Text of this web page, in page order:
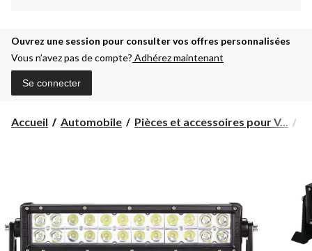
Ouvrez une session pour consulter vos offres personnalisées
Vous n’avez pas de compte? Adhérez maintenant
Se connecter
Accueil Automobile Pièces et accessoires pour V...